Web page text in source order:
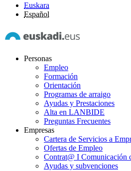
Euskara
Español
Personas
Empleo
Formación
Orientación
Programas de arraigo
Ayudas y Prestaciones
Alta en LANBIDE
Preguntas Frecuentes
Empresas
Cartera de Servicios a
Ofertas de Empleo
Contrat@ I Comunicación
Ayudas y subvenciones